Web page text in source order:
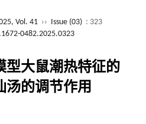
Vol. 41 ›› Issue (03) : 323
0482.2025.0323
型大鼠潮热特征的
汤的调节作用